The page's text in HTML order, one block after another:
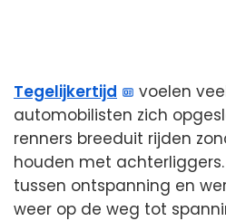
Tegelijkertijd
voelen
automobilisten zich
renners breeduit rijden
houden met
tussen ontspanning en
weer op de weg tot